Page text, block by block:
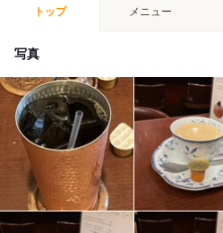
トップ メニュー
写真